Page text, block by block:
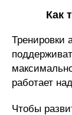
Как
Тренировки
работает
Чтобы